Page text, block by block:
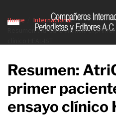
Home
Internacional
Resumen: AtriCure anuncia el
Resumen:
primer
ensayo clínico